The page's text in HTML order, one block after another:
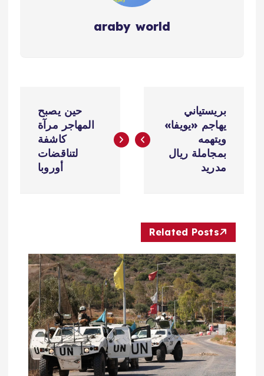
araby world
ص
م
ق
بريستياني
يهاجم «يويفا»
ويتهمه
بمجاملة ريال
مدريد
حين يصبح
المهاجر مرآة
كاشفة
لتناقضات
أوروبا
Related Posts